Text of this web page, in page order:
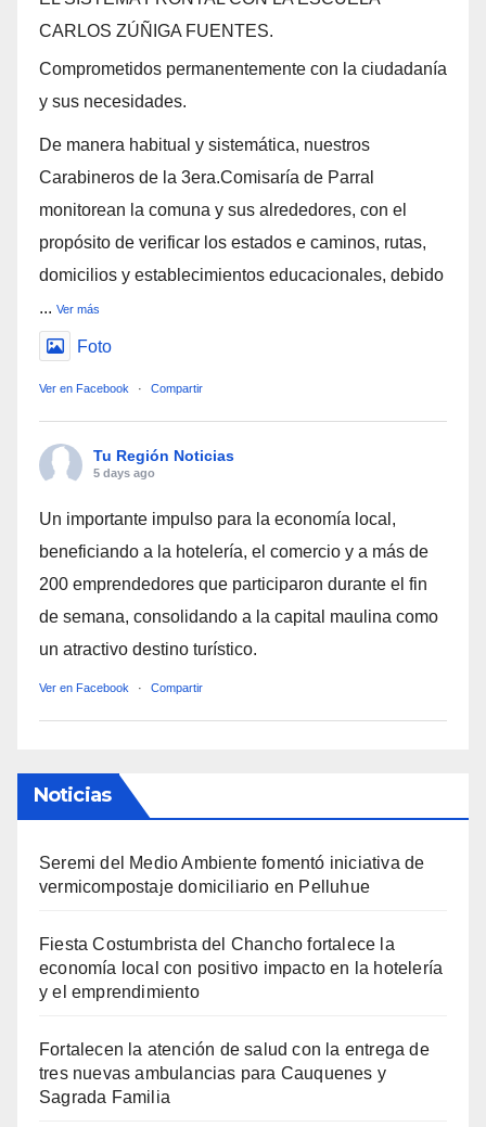
CARLOS ZÚÑIGA FUENTES.
Comprometidos permanentemente con la ciudadanía
y sus necesidades.
De manera habitual y sistemática, nuestros
Carabineros de la 3era.Comisaría de Parral
monitorean la comuna y sus alrededores, con el
propósito de verificar los estados e caminos, rutas,
domicilios y establecimientos educacionales, debido
... Ver más
Foto
Ver en Facebook · Compartir
Tu Región Noticias
5 days ago
Un importante impulso para la economía local,
beneficiando a la hotelería, el comercio y a más de
200 emprendedores que participaron durante el fin
de semana, consolidando a la capital maulina como
un atractivo destino turístico.
Ver en Facebook · Compartir
Noticias
Seremi del Medio Ambiente fomentó iniciativa de
vermicompostaje domiciliario en Pelluhue
Fiesta Costumbrista del Chancho fortalece la
economía local con positivo impacto en la hotelería
y el emprendimiento
Fortalecen la atención de salud con la entrega de
tres nuevas ambulancias para Cauquenes y
Sagrada Familia